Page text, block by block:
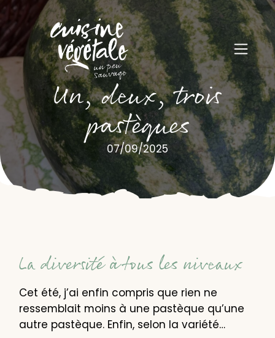
Un, deux, trois
pastèques
07/09/2025
La diversité à tous les niveaux
Cet été, j’ai enfin compris que rien ne
ressemblait moins à une pastèque qu’une
autre pastèque. Enfin, selon la variété…